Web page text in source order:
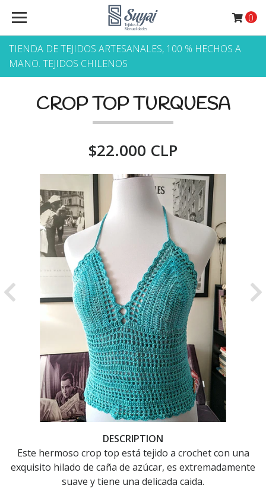
TIENDA DE TEJIDOS ARTESANALES, 100 % HECHOS A
MANO. TEJIDOS CHILENOS
0
CROP TOP TURQUESA
$22.000 CLP
Previous
DESCRIPTION
Este hermoso crop top está tejido a crochet con una
exquisito hilado de caña de azúcar, es extremadamente
suave y tiene una delicada caida.